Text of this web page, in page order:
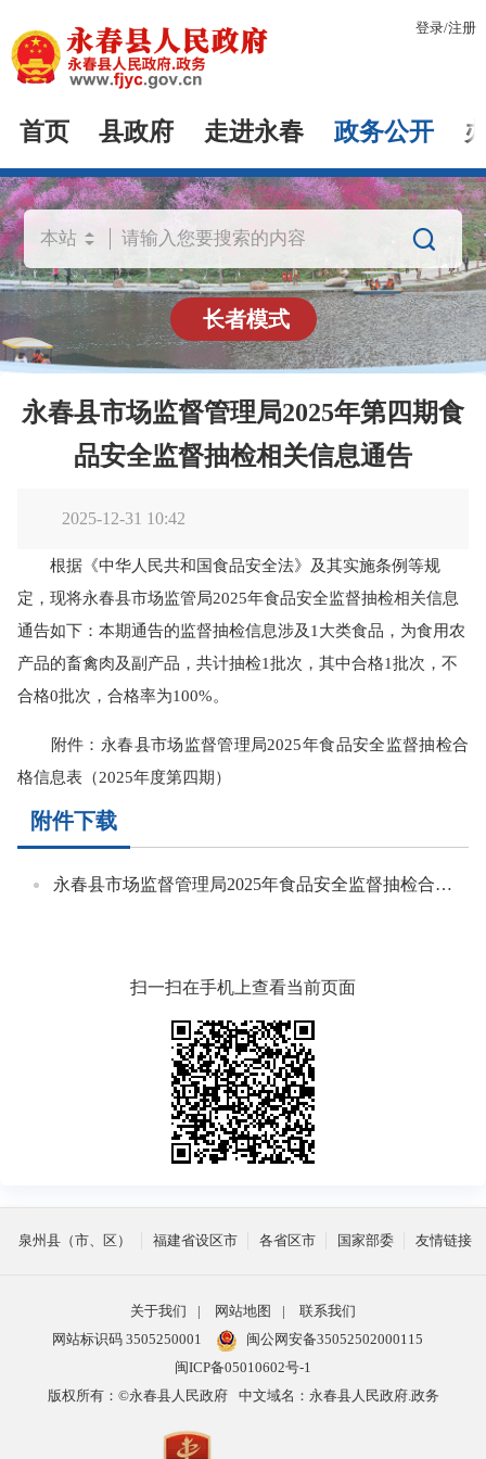
登录/注册
首页 县政府 走进永春 政务公开

长者模式
永春县市场监督管理局2025年第四期食
品安全监督抽检相关信息通告
2025-12-31 10:42
根据《中华人民共和国食品安全法》及其实施条例等规
定，现将永春县市场监管局2025年食品安全监督抽检相关信息
通告如下： 本期通告的监督抽检信息涉及 1 大类食品 ， 为食用农
产品的畜禽肉及副产品 ， 共计抽检1批次，其中合格1批次，不
合格0批次 ，合格率为100%。
附件：永春县市场监督管理局2025年食品安全监督抽检合
格信息表（2025年度第四期）
附件下载
永春县市场监督管理局2025年食品安全监督抽检合格信息表（2025年度第四期）.xlsx
扫一扫在手机上查看当前页面
泉州县（市、区） 福建省设区市 各省区市 国家部委 友情链接
关于我们 | 网站地图 |
联系我们
网站标识码 3505250001
闽公网安备35052502000115
闽ICP备05010602号-1
版权所有：©永春县人民政府
中文域名：永春县人民政府.政务